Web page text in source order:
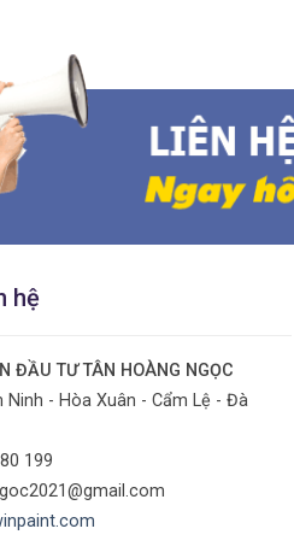
hệ
ĐẦU TƯ TÂN HOÀNG NGỌC
Ninh - Hòa Xuân - Cẩm Lệ - Đà
199